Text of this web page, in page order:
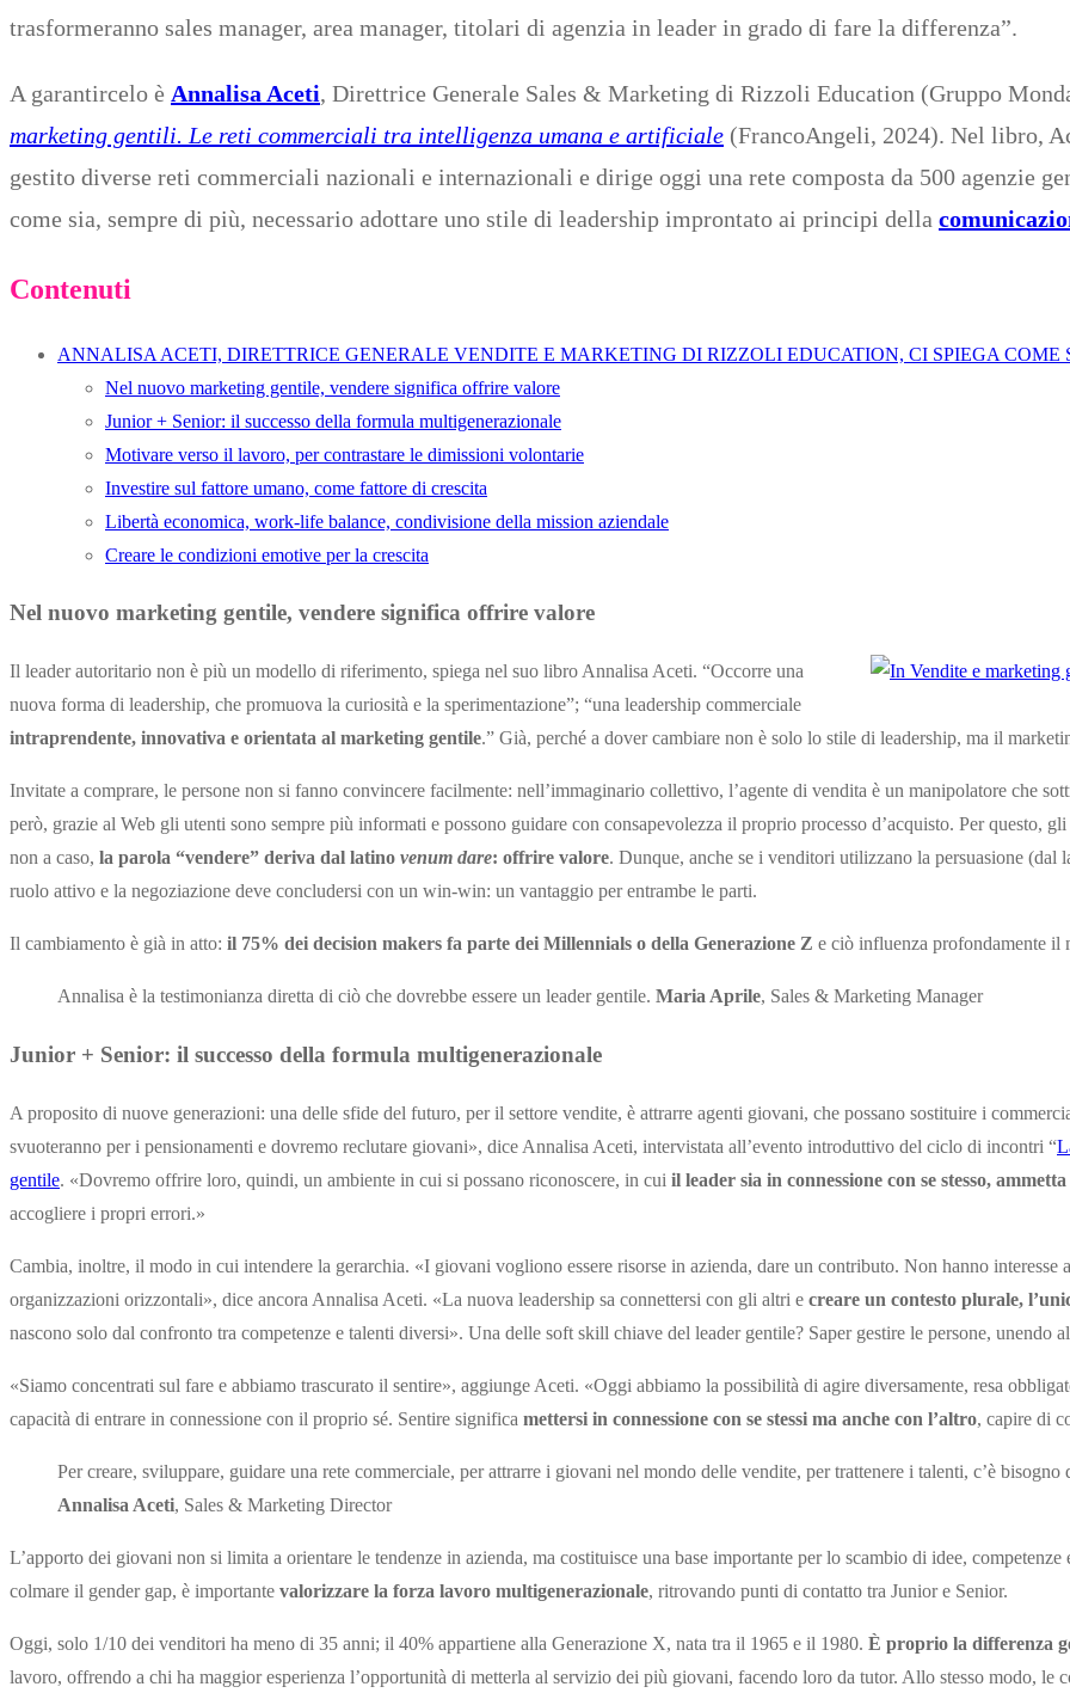
trasformeranno sales manager, area manager, titolari di agenzia in leader in grado di fare la differenza”.
A garantircelo è Annalisa Aceti, Direttrice Generale Sales & Marketing di Rizzoli Education (Gruppo
marketing gentili. Le reti commerciali tra intelligenza umana e artificiale (FrancoAngeli, 2024). Nel libro,
gestito diverse reti commerciali nazionali e internazionali e dirige oggi una rete composta da 500 agenzie
come sia, sempre di più, necessario adottare uno stile di leadership improntato ai principi della
Contenuti
ANNALISA ACETI, DIRETTRICE GENERALE VENDITE E MARKETING DI RIZZOLI EDUCATION, CI SPIEGA
Nel nuovo marketing gentile, vendere significa offrire valore
Junior + Senior: il successo della formula multigenerazionale
Motivare verso il lavoro, per contrastare le dimissioni volontarie
Investire sul fattore umano, come fattore di crescita
Libertà economica, work-life balance, condivisione della mission aziendale
Creare le condizioni emotive per la crescita
Nel nuovo marketing gentile, vendere significa offrire valore
Il leader autoritario non è più un modello di riferimento, spiega nel suo libro Annalisa Aceti. “Occorre una
nuova forma di leadership, che promuova la curiosità e la sperimentazione”; “una leadership commerciale
intraprendente, innovativa e orientata al marketing gentile.” Già, perché a dover cambiare non è solo lo stile di leadership, ma il
Invitate a comprare, le persone non si fanno convincere facilmente: nell’immaginario collettivo, l’agente di vendita è un manipolatore che
però, grazie al Web gli utenti sono sempre più informati e possono guidare con consapevolezza il proprio processo d’acquisto. Per questo,
non a caso, la parola “vendere” deriva dal latino venum dare: offrire valore. Dunque, anche se i venditori utilizzano la persuasione (dal
ruolo attivo e la negoziazione deve concludersi con un win-win: un vantaggio per entrambe le parti.
Il cambiamento è già in atto: il 75% dei decision makers fa parte dei Millennials o della Generazione Z e ciò influenza profondamente
Annalisa è la testimonianza diretta di ciò che dovrebbe essere un leader gentile. Maria Aprile, Sales & Marketing Manager
Junior + Senior: il successo della formula multigenerazionale
A proposito di nuove generazioni: una delle sfide del futuro, per il settore vendite, è attrarre agenti giovani, che possano sostituire i
svuoteranno per i pensionamenti e dovremo reclutare giovani», dice Annalisa Aceti, intervistata all’evento introduttivo del ciclo di incontri “
gentile. «Dovremo offrire loro, quindi, un ambiente in cui si possano riconoscere, in cui il leader sia in connessione con se stesso,
accogliere i propri errori.»
Cambia, inoltre, il modo in cui intendere la gerarchia. «I giovani vogliono essere risorse in azienda, dare un contributo. Non hanno interesse
organizzazioni orizzontali», dice ancora Annalisa Aceti. «La nuova leadership sa connettersi con gli altri e creare un contesto plurale,
nascono solo dal confronto tra competenze e talenti diversi». Una delle soft skill chiave del leader gentile? Saper gestire le persone, unendo
«Siamo concentrati sul fare e abbiamo trascurato il sentire», aggiunge Aceti. «Oggi abbiamo la possibilità di agire diversamente, resa
capacità di entrare in connessione con il proprio sé. Sentire significa mettersi in connessione con se stessi ma anche con l’altro, capire di
Per creare, sviluppare, guidare una rete commerciale, per attrarre i giovani nel mondo delle vendite, per trattenere i talenti, c’è
Annalisa Aceti, Sales & Marketing Director
L’apporto dei giovani non si limita a orientare le tendenze in azienda, ma costituisce una base importante per lo scambio di idee,
colmare il gender gap, è importante valorizzare la forza lavoro multigenerazionale, ritrovando punti di contatto tra Junior e Senior.
Oggi, solo 1/10 dei venditori ha meno di 35 anni; il 40% appartiene alla Generazione X, nata tra il 1965 e il 1980. È proprio la differenza
lavoro, offrendo a chi ha maggior esperienza l’opportunità di metterla al servizio dei più giovani, facendo loro da tutor. Allo stesso modo, le